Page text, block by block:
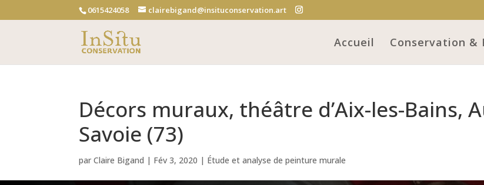
0615424058 clairebigand@insituconservation.art
Accueil Conservation &
Décors muraux, théâtre d’Aix-les-Bains,
Savoie (73)
parClaire Bigand | Fév 3, 2020 | Étude et analyse de peinture murale